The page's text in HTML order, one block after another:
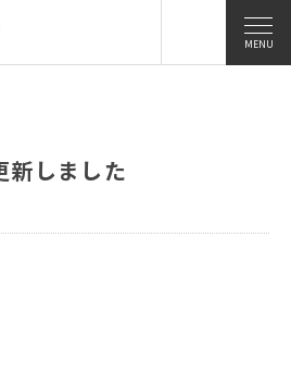
MENU
新しました